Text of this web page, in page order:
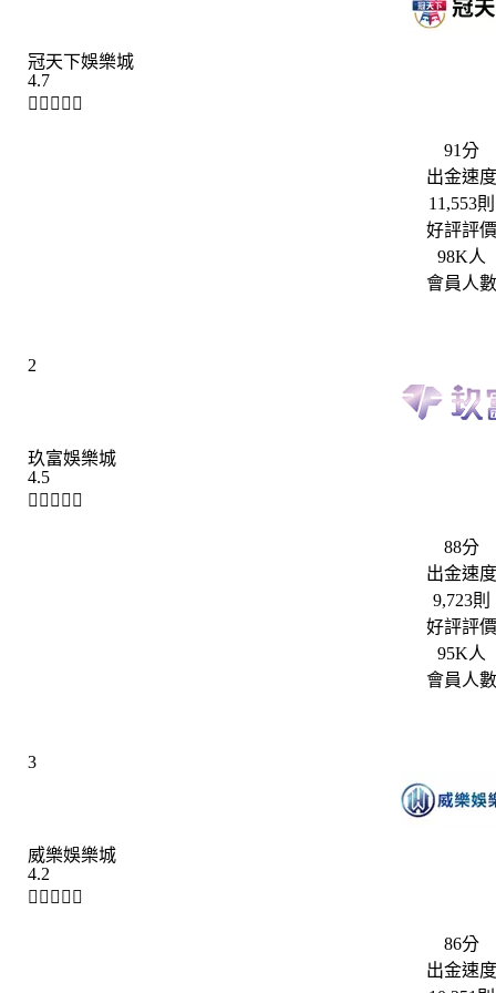
冠天下娛樂城
4.7
    
91分
出金速度
11,553則
好評評價
98K人
會員人數
2
玖富娛樂城
4.5
    
88分
出金速度
9,723則
好評評價
95K人
會員人數
3
威樂娛樂城
4.2
    
86分
出金速度